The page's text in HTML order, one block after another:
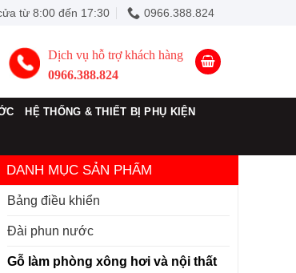
từ 8:00 đến 17:30 0966.388.824
Dịch vụ hỗ trợ khách hàng
0966.388.824
HỆ THỐNG & THIẾT BỊ PHỤ KIỆN
DANH MỤC SẢN PHẨM
Bảng điều khiển
Đài phun nước
Gỗ làm phòng xông hơi và nội thất